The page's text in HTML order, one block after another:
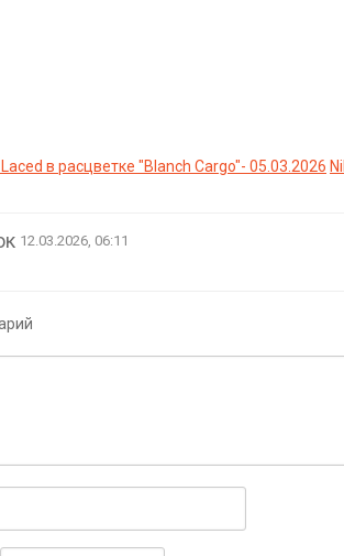
в расцветке "Blanch Cargo"- 05.03.2026
12.03.2026, 06:11